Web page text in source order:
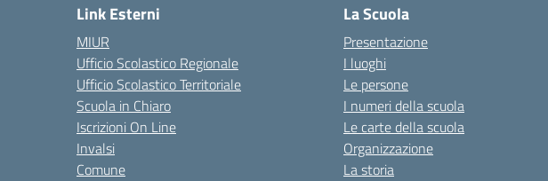
Link Esterni
MIUR
Ufficio Scolastico Regionale
Ufficio Scolastico Territoriale
Scuola in Chiaro
Iscrizioni On Line
Invalsi
Comune
La Scuola
Presentazione
I luoghi
Le persone
I numeri della scuola
Le carte della scuola
Organizzazione
La storia